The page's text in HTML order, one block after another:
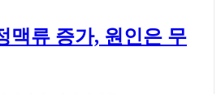
맥류 증가, 원인은 무